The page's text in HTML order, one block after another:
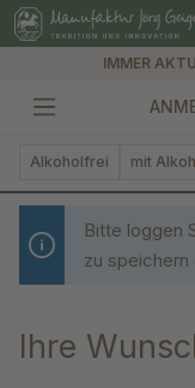
springen
IMMER
Alkoholfrei mit
Bitte loggen
zu
Ihre